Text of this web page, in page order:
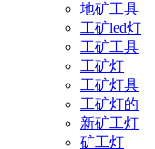
地矿工具
工矿led灯
工矿工具
工矿灯
工矿灯具
工矿灯的
新矿工灯
矿工灯